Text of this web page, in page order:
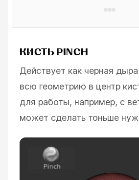
КИСТЬ PINCH
Действует как черная
всю геометрию в центр
для работы, например, с
может сделать тоньше